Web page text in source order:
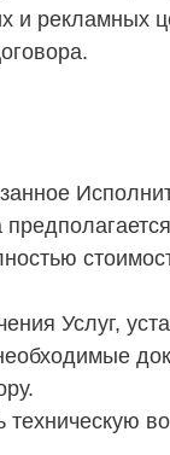
и рекламных
Услуг,
техническую